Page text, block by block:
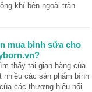
khí bên ngoài tràn
mua bình sữa cho
thấy tại gian hàng của
nhiều các sản phẩm bình
các thương hiệu nổi